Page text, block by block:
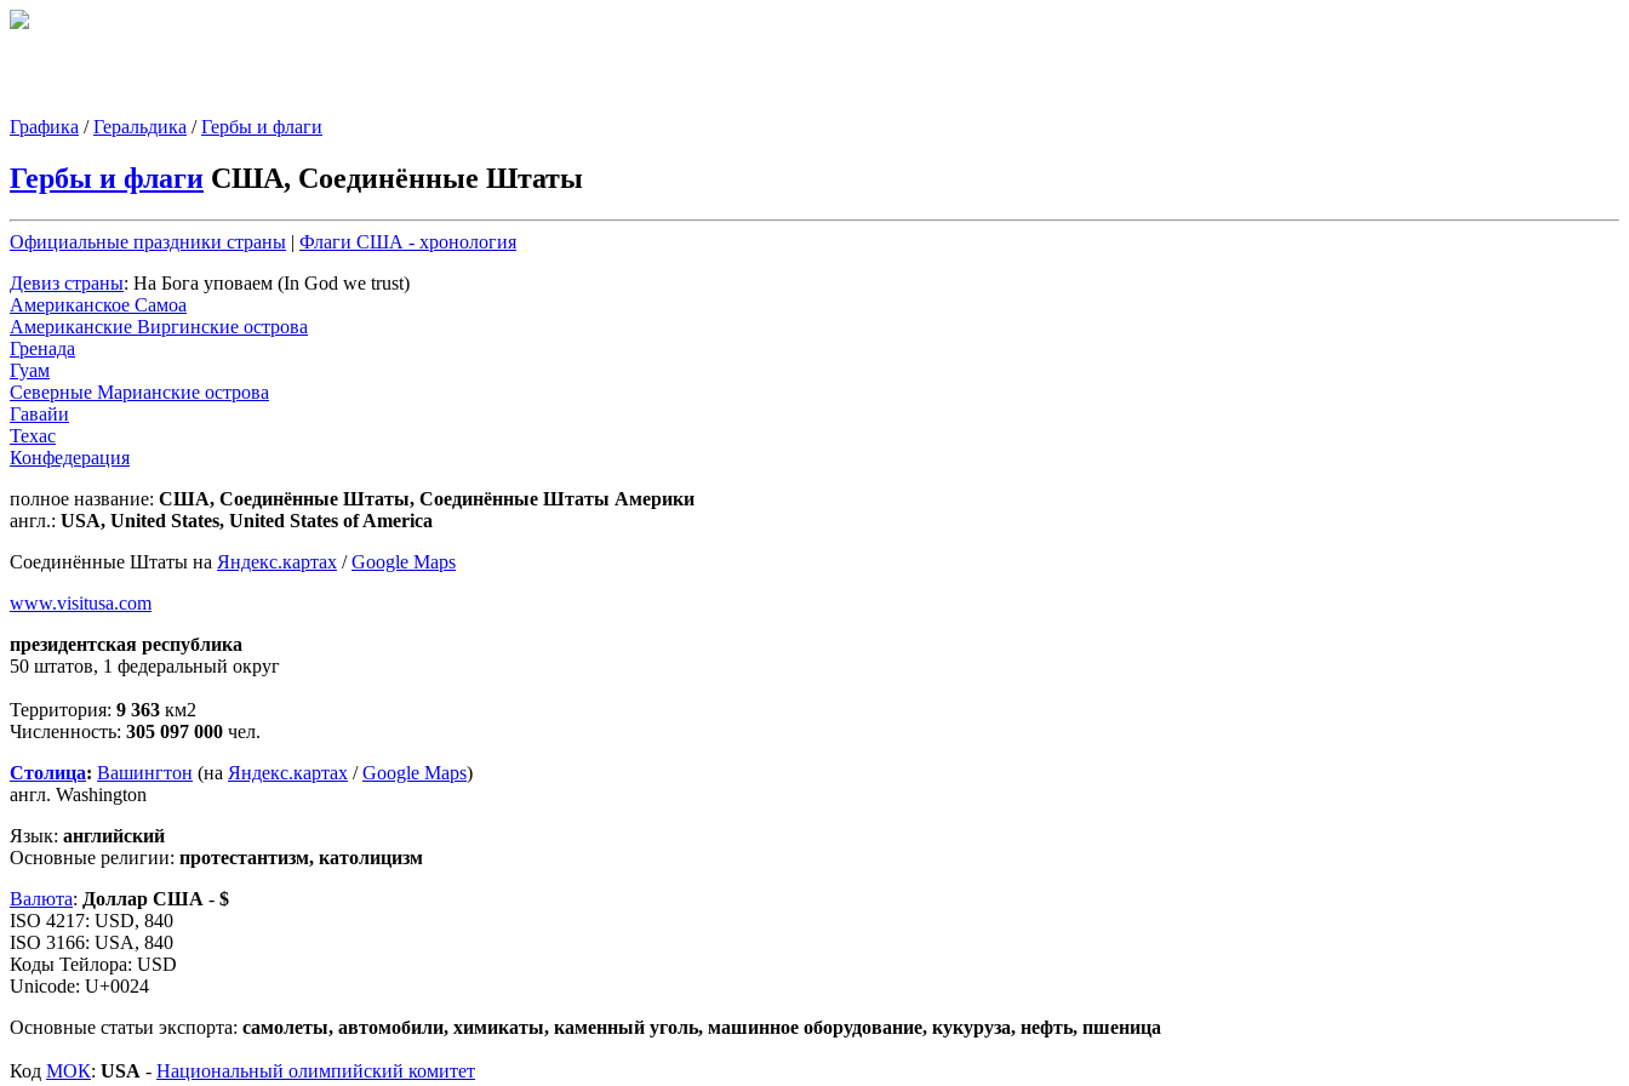
Графика /Геральдика /Гербы и флаги
Гербы и флаги США, Соединённые Штаты
Официальные праздники страны | Флаги США - хронология
Девиз страны: На Бога уповаем (In God we trust)
Американское Самоа
Американские Виргинские острова
Гренада
Гуам
Северные Марианские острова
Гавайи
Техас
Конфедерация
полное название: США, Соединённые Штаты, Соединённые Штаты Америки
англ.: USA, United States, United States of America
Соединённые Штаты на Яндекс.картах /Google Maps
www.visitusa.com
президентская республика
50 штатов, 1 федеральный округ
Территория: 9 363 км2
Численность: 305 097 000 чел.
Столица: Вашингтон (на Яндекс.картах /Google Maps)
англ. Washington
Язык: английский
Основные религии: протестантизм, католицизм
Валюта: Доллар США - $
ISO 4217: USD, 840
ISO 3166: USA, 840
Коды Тейлора: USD
Unicode: U+0024
Основные статьи экспорта: самолеты, автомобили, химикаты, каменный уголь, машинное оборудование, кукуруза, нефть, пшеница
Код МОК: USA - Национальный олимпийский комитет